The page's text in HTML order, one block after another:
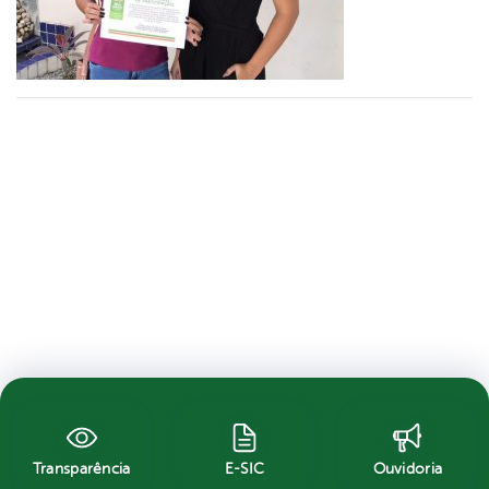
Transparência E-SIC Ouvidoria